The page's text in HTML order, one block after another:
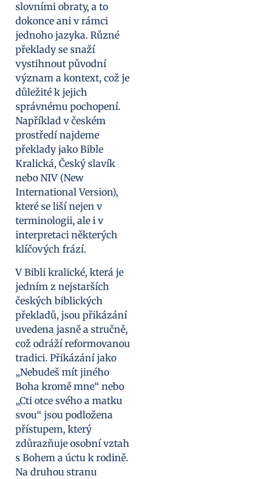
slovními obraty, a to
dokonce ani v rámci
jednoho jazyka. Různé
překlady se snaží
vystihnout původní
význam a kontext, což je
důležité k jejich
správnému pochopení.
Například v českém
prostředí najdeme
překlady jako Bible
Kralická, Český slavík
nebo NIV (New
International Version),
které se liší nejen v
terminologii, ale i v
interpretaci některých
klíčových frází.
V Bibli kralické, která je
jedním z nejstarších
českých biblických
překladů, jsou přikázání
uvedena jasně a stručně,
což odráží reformovanou
tradici. Přikázání jako
„Nebudeš mít jiného
Boha kromě mne“ nebo
„Cti otce svého a matku
svou“ jsou podložena
přístupem, který
zdůrazňuje osobní vztah
s Bohem a úctu k rodině.
Na druhou stranu